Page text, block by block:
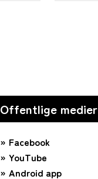
Offentlige medier
Facebook
YouTube
Android app